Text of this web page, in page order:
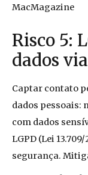
Risco 5:
dados
Captar contato
dados pessoais:
com dados
LGPD (Lei
segurança.